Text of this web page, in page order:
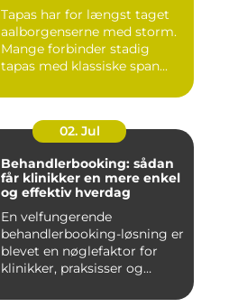
Tapas har for længst taget
aalborgenserne med storm.
Mange forbinder stadig
tapas med klassiske span...
02. Jul
Behandlerbooking: sådan
får klinikker en mere enkel
og effektiv hverdag
En velfungerende
behandlerbooking-løsning er
blevet en nøglefaktor for
klinikker, praksisser og